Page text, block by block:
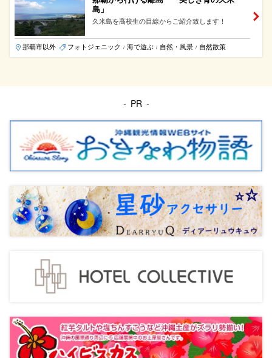
島」
久米島を高校生の目線からご紹介致します！
那覇市以外 フォトジェニック / 海で遊ぶ / 自然・風景 / 自然散策
PR